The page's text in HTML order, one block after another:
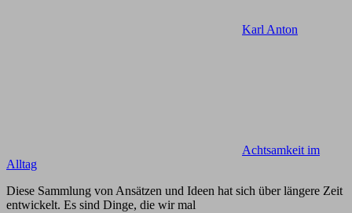
Karl Anton
Achtsamkeit im
Alltag
Diese Sammlung von Ansätzen und Ideen hat sich über längere Zeit
entwickelt. Es sind Dinge, die wir mal